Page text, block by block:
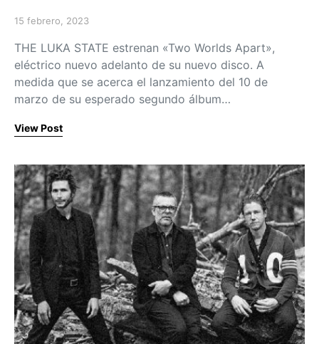
Posted on
15 febrero, 2023
THE LUKA STATE estrenan «Two Worlds Apart»,
eléctrico nuevo adelanto de su nuevo disco. A
medida que se acerca el lanzamiento del 10 de
marzo de su esperado segundo álbum…
View Post